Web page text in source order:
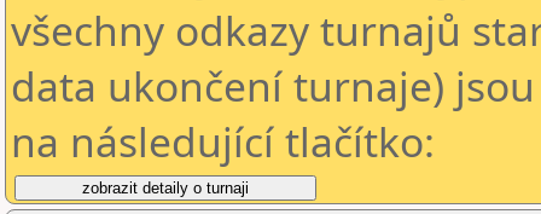
všechny odkazy turnajů
data ukončení turnaje)
na následující tlačítko: